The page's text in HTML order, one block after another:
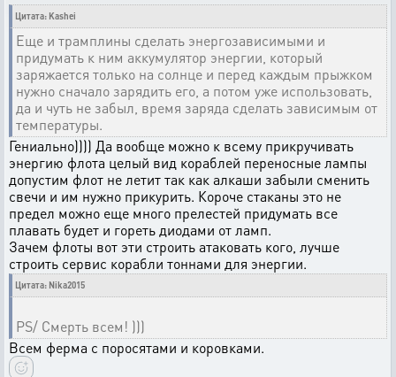
Цитата: Kashei
Еще и трамплины сделать энергозависимыми и
придумать к ним аккумулятор энергии, который
заряжается только на солнце и перед каждым прыжком
нужно сначало зарядить его, а потом уже использовать,
да и чуть не забыл, время заряда сделать зависимым от
температуры.
Гениально)))) Да вообще можно к всему прикручивать
энергию флота целый вид кораблей переносные лампы
допустим флот не летит так как алкаши забыли сменить
свечи и им нужно прикурить. Короче стаканы это не
предел можно еще много прелестей придумать все
плавать будет и гореть диодами от ламп.
Зачем флоты вот эти строить атаковать кого, лучше
строить сервис корабли тоннами для энергии.
Цитата: Nika2015
PS/ Смерть всем! )))
Всем ферма с поросятами и коровками.